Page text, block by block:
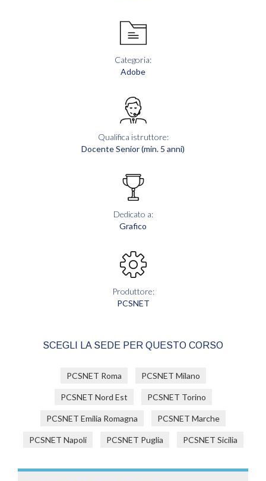
Categoria:
Adobe
Qualifica istruttore:
Docente Senior (min. 5 anni)
Dedicato a:
Grafico
Produttore:
PCSNET
SCEGLI LA SEDE PER QUESTO CORSO
PCSNET Roma PCSNET Milano
PCSNET Nord Est PCSNET Torino
PCSNET Emilia Romagna PCSNET Marche
PCSNET Napoli PCSNET Puglia PCSNET Sicilia